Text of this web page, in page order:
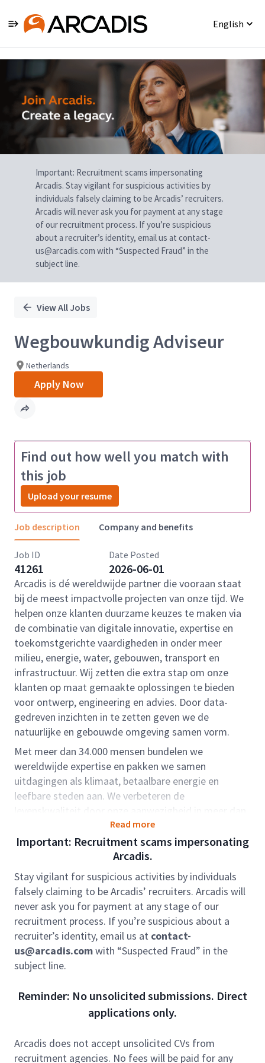
English
Single
Position
Important: Recruitment scams impersonating
Arcadis. Stay vigilant for suspicious activities by
individuals falsely claiming to be Arcadis’ recruiters.
Arcadis will never ask you for payment at any stage
of our recruitment process. If you’re suspicious
about a recruiter’s identity, email us at contact-
us@arcadis.com with “Suspected Fraud” in the
subject line.
View All Jobs
Wegbouwkundig Adviseur
Netherlands
Apply Now
Find out how well you match with
this job
Upload your resume
Job description Company and benefits
Job ID
41261
Date Posted
2026-06-01
Arcadis is dé wereldwijde partner die vooraan staat
bij de meest impactvolle projecten van onze tijd. We
helpen onze klanten duurzame keuzes te maken via
de combinatie van digitale innovatie, expertise en
toekomstgerichte vaardigheden in onder meer
milieu, energie, water, gebouwen, transport en
infrastructuur. Wij zetten die extra stap om onze
klanten op maat gemaakte oplossingen te bieden
voor ontwerp, engineering en advies. Door data-
gedreven inzichten in te zetten geven we de
natuurlijke en gebouwde omgeving samen vorm.
Met meer dan 34.000 mensen bundelen we
wereldwijde expertise en pakken we samen
uitdagingen als klimaat, betaalbare energie en
leefbare steden aan. We verbeteren de
levenskwaliteit door onze aanwezigheid in meer dan
Wat ga je doen ?
Als Wegbouwkundig Adviseur adviseer je
opdrachtgevers over infraprojecten, zowel in
Nederland als internationaal. Je werkt voor
overheden, aannemers en industriële klanten binnen
de Business Unit Technical Advisory & Asset
Management.
Je bent verantwoordelijk voor het berekenen en
adviseren van verhardingsconstructies in asfalt-,
je inspectie- en meetgegevens en vertaal je deze naar
praktische en onderbouwde adviezen over
Je voert zelfstandig analyses en berekeningen uit en
ondersteunt opdrachtgevers bij het maken van
Read more
Important: Recruitment scams impersonating
Arcadis.
Stay vigilant for suspicious activities by individuals
falsely claiming to be Arcadis’ recruiters. Arcadis will
never ask you for payment at any stage of our
recruitment process. If you’re suspicious about a
recruiter’s identity, email us at contact-
us@arcadis.comwith “Suspected Fraud” in the
subject line.
Reminder: No unsolicited submissions. Direct
applications only.
Arcadis does not accept unsolicited CVs from
recruitment agencies. No fees will be paid for any